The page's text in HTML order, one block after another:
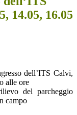
14.05, 16.05
dell’ITS Calvi,
alle ore
del parcheggio
campo